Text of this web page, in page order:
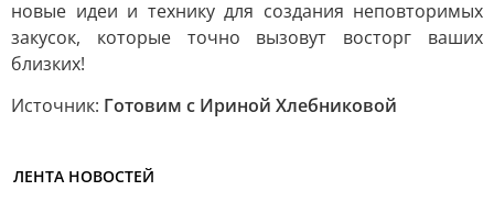
новые идеи и технику для создания неповторимых
закусок, которые точно вызовут восторг ваших
близких!
Источник: Готовим с Ириной Хлебниковой
ЛЕНТА НОВОСТЕЙ